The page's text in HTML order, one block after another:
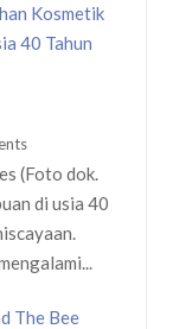
Kosmetik
40 Tahun
(Foto dok.
di usia 40
The Bee